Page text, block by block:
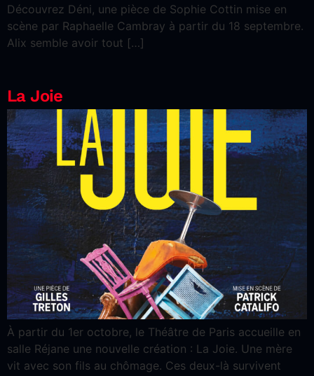
Découvrez Déni, une pièce de Sophie Cottin mise en
scène par Raphaelle Cambray à partir du 18 septembre.
Alix semble avoir tout […]
La Joie
À partir du 1er octobre, le Théâtre de Paris accueille en
salle Réjane une nouvelle création : La Joie. Une mère
vit avec son fils au chômage. Ces deux-là survivent